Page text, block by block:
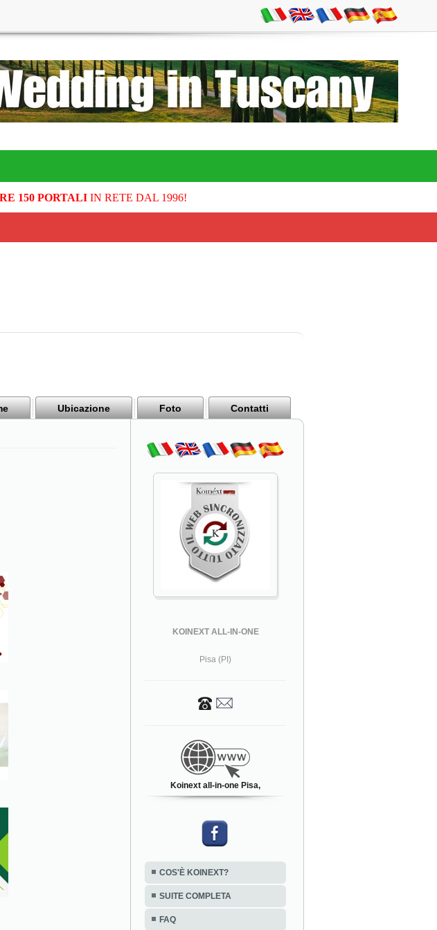
150 PORTALIIN RETE DAL 1996!
Ubicazione Foto Contatti
KOINEXT ALL-IN-ONE
Pisa (PI)
Koinext all-in-one Pisa,
COS'È KOINEXT?
SUITE COMPLETA
FAQ